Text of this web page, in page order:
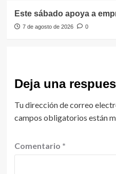
Este sábado apoya a
7 de agosto de 2026 0
Deja una
Tu dirección de correo
campos obligatorios están
Comentario *